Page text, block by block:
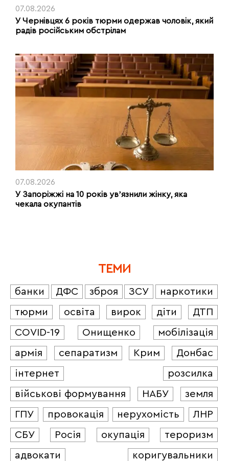
07.08.2026
У Чернівцях 6 років тюрми одержав чоловік, який
радів російським обстрілам
07.08.2026
У Запоріжжі на 10 років увʼязнили жінку, яка
чекала окупантів
ТЕМИ
банки ДФС зброя ЗСУ
наркотики
тюрми
освіта вирок діти
ДТП
COVID-19
Онищенко
мобілізація
армія
сепаратизм Крим
Донбас
інтернет
розсилка
військові формування
НАБУ
земля
ГПУ
провокація нерухомість
ЛНР
СБУ
Росія окупація
тероризм
адвокати
коригувальники